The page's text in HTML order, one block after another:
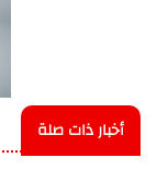
أخبار ذات صلة